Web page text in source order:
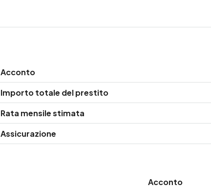
Acconto
Importo totale del prestito
Rata mensile stimata
Assicurazione
Acconto